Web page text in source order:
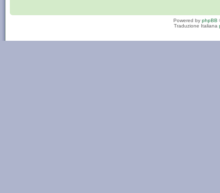
Powered by phpBB
Traduzione Italiana